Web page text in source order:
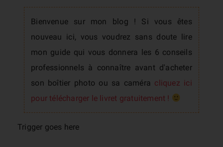
Bienvenue sur mon blog ! Si vous êtes
nouveau ici, vous voudrez sans doute lire
mon guide qui vous donnera les 6 conseils
professionnels à connaître avant d'acheter
son boîtier photo ou sa caméra cliquez ici
pour télécharger le livret gratuitement !
Trigger goes here